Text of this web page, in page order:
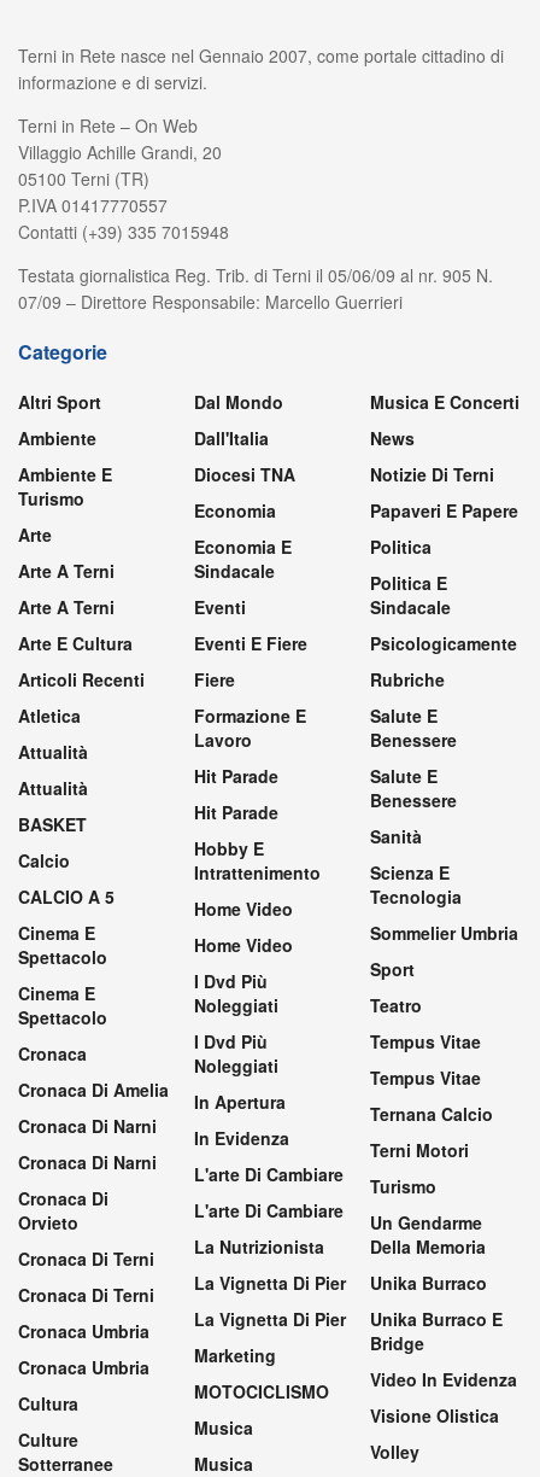
Terni in Rete nasce nel Gennaio 2007, come portale cittadino di
informazione e di servizi.
Terni in Rete – On Web
Villaggio Achille Grandi, 20
05100 Terni (TR)
P.IVA 01417770557
Contatti (+39) 335 7015948
Testata giornalistica Reg. Trib. di Terni il 05/06/09 al nr. 905 N.
07/09 – Direttore Responsabile: Marcello Guerrieri
Categorie
Altri Sport
Ambiente
Ambiente E
Turismo
Arte
Arte A Terni
Arte A Terni
Arte E Cultura
Articoli Recenti
Atletica
Attualità
Attualità
BASKET
Calcio
CALCIO A 5
Cinema E
Spettacolo
Cinema E
Spettacolo
Cronaca
Cronaca Di Amelia
Cronaca Di Narni
Cronaca Di Narni
Cronaca Di
Orvieto
Cronaca Di Terni
Cronaca Di Terni
Cronaca Umbria
Cronaca Umbria
Cultura
Culture
Sotterranee
Dal Mondo
Dall'Italia
Diocesi TNA
Economia
Economia E
Sindacale
Eventi
Eventi E Fiere
Fiere
Formazione E
Lavoro
Hit Parade
Hit Parade
Hobby E
Intrattenimento
Home Video
Home Video
I Dvd Più
Noleggiati
I Dvd Più
Noleggiati
In Apertura
In Evidenza
L'arte Di Cambiare
L'arte Di Cambiare
La Nutrizionista
La Vignetta Di Pier
La Vignetta Di Pier
Marketing
MOTOCICLISMO
Musica
Musica
Musica E Concerti
News
Notizie Di Terni
Papaveri E Papere
Politica
Politica E
Sindacale
Psicologicamente
Rubriche
Salute E
Benessere
Salute E
Benessere
Sanità
Scienza E
Tecnologia
Sommelier Umbria
Sport
Teatro
Tempus Vitae
Tempus Vitae
Ternana Calcio
Terni Motori
Turismo
Un Gendarme
Della Memoria
Unika Burraco
Unika Burraco E
Bridge
Video In Evidenza
Visione Olistica
Volley